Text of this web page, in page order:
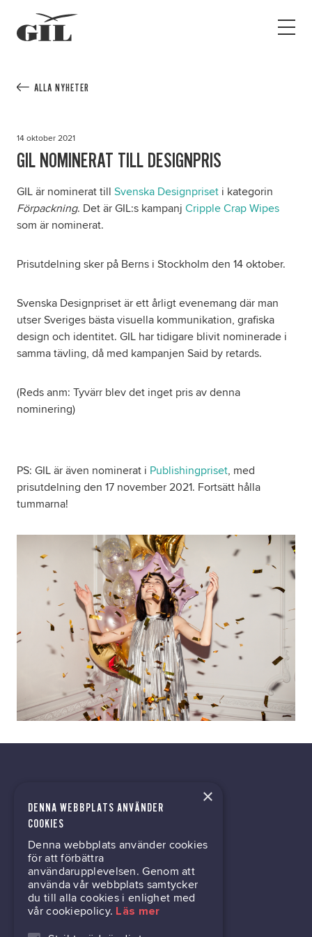
Open
Ha assistans
Jobb
Min sida
Kontakt
Kampanjer
Om oss
Nyheter
ALLA NYHETER
14 oktober 2021
GIL NOMINERAT TILL DESIGNPRIS
GIL är nominerat till Svenska Designpriset i kategorin
Förpackning. Det är GIL:s kampanj Cripple Crap Wipes
som är nominerat.
Prisutdelning sker på Berns i Stockholm den 14 oktober.
Svenska Designpriset är ett årligt evenemang där man
utser Sveriges bästa visuella kommunikation, grafiska
design och identitet. GIL har tidigare blivit nominerade i
samma tävling, då med kampanjen Said by retards.
(Reds anm: Tyvärr blev det inget pris av denna
nominering)
PS: GIL är även nominerat i Publishingpriset, med
prisutdelning den 17 november 2021. Fortsätt hålla
tummarna!
kontor@gil.se
031-63 64 80
Mölndalsvägen 30B
Box 24061
400 22 Göteborg
×
DENNA WEBBPLATS ANVÄNDER
COOKIES
Denna webbplats använder cookies
för att förbättra
användarupplevelsen. Genom att
använda vår webbplats samtycker
du till alla cookies i enlighet med
vår cookiepolicy. Läs mer